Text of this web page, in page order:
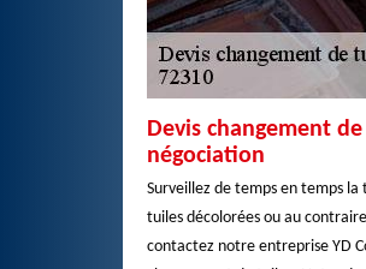
Devis changement
négociation
Surveillez de temps en temps
tuiles décolorées ou au
contactez notre entreprise YD